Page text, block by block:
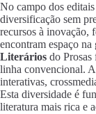
No campo dos
diversificação sem
recursos à inovação,
encontram espaço
Literários do Prosas
linha convencional.
interativas,
Esta diversidade é
literatura mais rica e